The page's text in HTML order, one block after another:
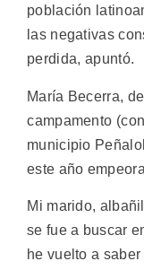
población
las negativas
perdida, apuntó.
María Becerra,
campamento
municipio
este año
Mi marido,
se fue a buscar
he vuelto a